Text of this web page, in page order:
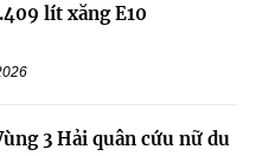
lít xăng E10
3 Hải quân cứu nữ du